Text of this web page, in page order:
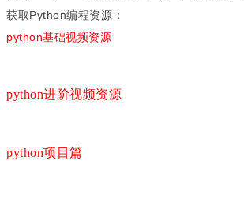
获取Python编程资源：
python基础视频资源
python进阶视频资源
python项目篇